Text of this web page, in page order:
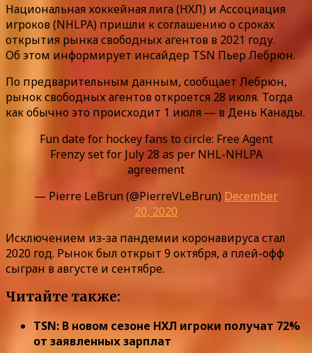
Национальная хоккейная лига (НХЛ) и Ассоциация
игроков (NHLPA) пришли к соглашению о сроках
открытия рынка свободных агентов в 2021 году.
Об этом информирует инсайдер TSN Пьер Лебрюн.
По предварительным данным, сообщает Лебрюн,
рынок свободных агентов откроется 28 июля. Тогда
как обычно это происходит 1 июля — в День Канады.
Fun date for hockey fans to circle: Free Agent
Frenzy set for July 28 as per NHL-NHLPA
agreement
— Pierre LeBrun (@PierreVLeBrun) December
20, 2020
Исключением из-за пандемии коронавируса стал
2020 год. Рынок был открыт 9 октября, а плей-офф
сыгран в августе и сентябре.
Читайте также:
TSN: В новом сезоне НХЛ игроки получат 72%
от заявленных зарплат